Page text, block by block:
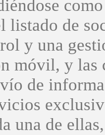
listado de
y una
móvil, y las
de
una de